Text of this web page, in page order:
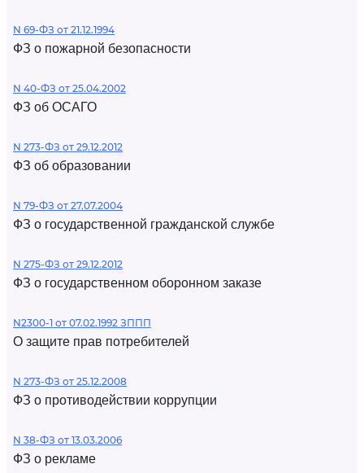
N 69-ФЗ от 21.12.1994
ФЗ о пожарной безопасности
N 40-ФЗ от 25.04.2002
ФЗ об ОСАГО
N 273-ФЗ от 29.12.2012
ФЗ об образовании
N 79-ФЗ от 27.07.2004
ФЗ о государственной гражданской службе
N 275-ФЗ от 29.12.2012
ФЗ о государственном оборонном заказе
N2300-1 от 07.02.1992 ЗППП
О защите прав потребителей
N 273-ФЗ от 25.12.2008
ФЗ о противодействии коррупции
N 38-ФЗ от 13.03.2006
ФЗ о рекламе